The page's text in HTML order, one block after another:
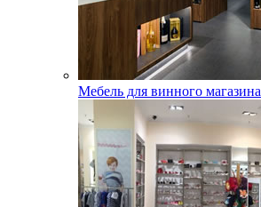
Мебель для винного магазина